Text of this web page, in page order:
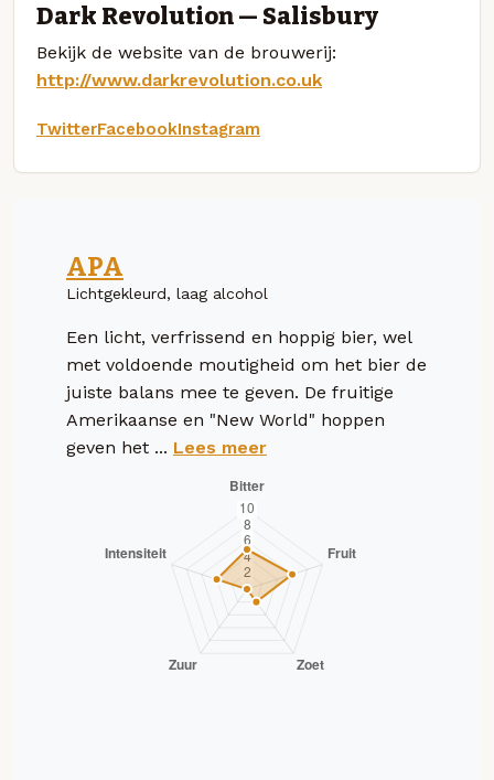
Dark Revolution — Salisbury
Bekijk de website van de brouwerij:
http://www.darkrevolution.co.uk
TwitterFacebookInstagram
APA
Lichtgekleurd, laag alcohol
Een licht, verfrissend en hoppig bier, wel
met voldoende moutigheid om het bier de
juiste balans mee te geven. De fruitige
Amerikaanse en "New World" hoppen
geven het ... Lees meer